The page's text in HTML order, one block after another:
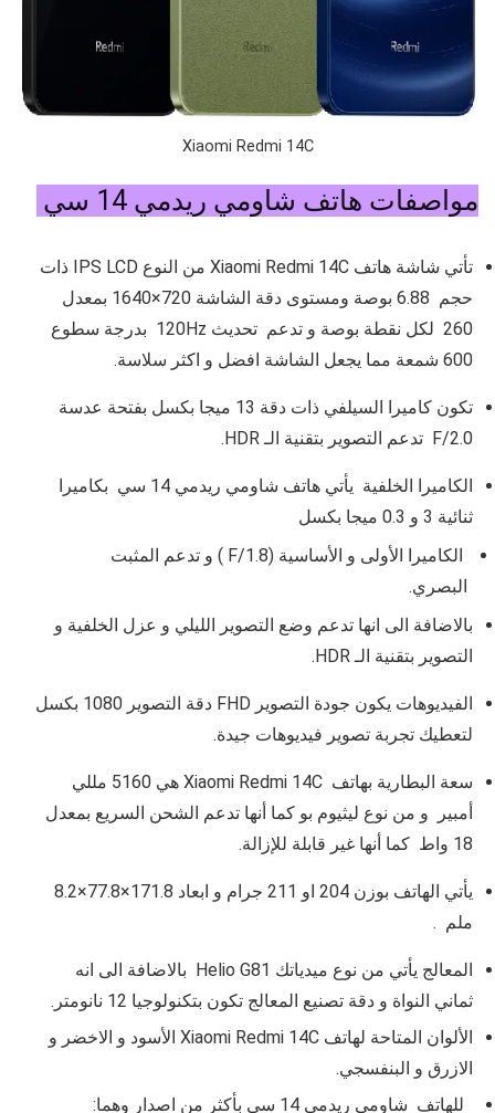
Xiaomi Redmi 14C
مواصفات هاتف شاومي ريدمي 14 سي
تأتي شاشة هاتف Xiaomi Redmi 14C من النوع IPS LCD ذات
حجم
مستوى دقة الشاشة 720×1640
بمعدل
260 لكل نقطة بوصة و تدعم
تحديث 120Hz
بدرجة سطوع
600 شمعة مما يجعل الشاشة افضل و اكثر سلاسة.
تكون كاميرا السيلفي ذات دقة 13 ميجا بكسل بفتحة عدسة
F/2.0 تدعم التصوير بتقنية الـ HDR.
الكاميرا الخلفية يأتي هاتف شاومي ريدمي 14 سي بكاميرا
ثنائية 3 و 0.3 ميجا بكسل
الكاميرا الأولى و الأساسية (F/1.8 ) و تدعم المثبت
البصري.
بالاضافة الى انها تدعم وضع التصوير الليلي و عزل الخلفية و
التصوير بتقنية الـHDR.
الفيديوهات يكون جودة التصوير FHD دقة التصوير
1080 بكسل
لتعطيك تجربة تصوير فيديوهات جيدة.
سعة البطارية بهاتف Xiaomi Redmi 14C هي 5160
مللي
أمبير
و من نوع ليثيوم بو كما أنها تدعم الشحن السريع بمعدل
18 واط كما أنها غير قابلة للإزالة.
يأتي الهاتف بوزن 204 او 211 جرام و ا بعاد 171.8×77.8×8.2
ملم .
المعالج يأتي من نوع ميدياتك
بالاضافة الى انه
ثماني النواة و دقة تصنيع المعالج تكون بتكنولوجيا 12 نانومتر.
الألوان المتاحة لهاتف Xiaomi Redmi 14C الأسود و الاخضر و
الازرق و البنفسجي.
للهاتف شاومي ريدمي 14 سي بأكثر من اصدار وهما: